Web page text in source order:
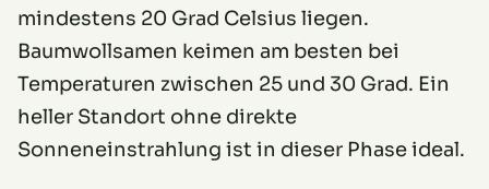
mindestens 20 Grad Celsius liegen.
Baumwollsamen keimen am besten bei
Temperaturen zwischen 25 und 30 Grad. Ein
heller Standort ohne direkte
Sonneneinstrahlung ist in dieser Phase ideal.